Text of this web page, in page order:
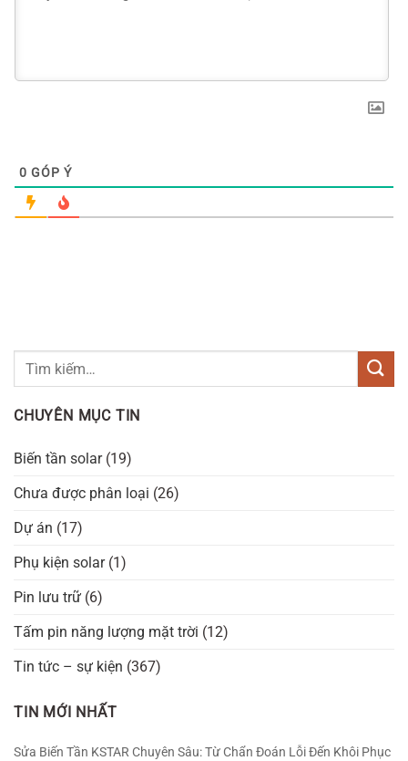
0 GÓP Ý
CHUYÊN MỤC TIN
Biến tần solar(19)
Chưa được phân loại (26)
Dự án (17)
Phụ kiện solar(1)
Pin lưu trữ (6)
Tấm pin năng lượng mặt trời (12)
Tin tức – sự kiện (367)
TIN MỚI NHẤT
Sửa Biến Tần KSTAR Chuyên Sâu: Từ Chẩn Đoán Lỗi Đến Khôi Phục